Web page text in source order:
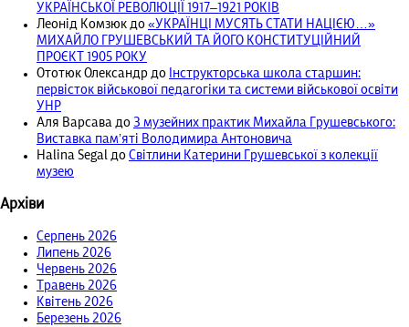
УКРАЇНСЬКОЇ РЕВОЛЮЦІЇ 1917‒1921 РОКІВ
Леонід Комзюк до «УКРАЇНЦІ МУСЯТЬ СТАТИ НАЦІЄЮ…»
МИХАЙЛО ГРУШЕВСЬКИЙ ТА ЙОГО КОНСТИТУЦІЙНИЙ
ПРОЄКТ 1905 РОКУ
Ототюк Олександр до Інструкторська школа старшин:
первісток військової педагогіки та системи військової освіти
УНР
Аля Варсава до З музейних практик Михайла Грушевського:
Виставка пам’яті Володимира Антоновича
Halina Segal
до Світлини Катерини Грушевської з колекції
музею
Архіви
Серпень 2026
Липень 2026
Червень 2026
Травень 2026
Квітень 2026
Березень 2026